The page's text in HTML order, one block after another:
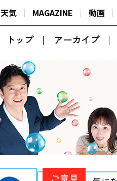
天気 MAGAZINE 動画
トップ アーカイブ